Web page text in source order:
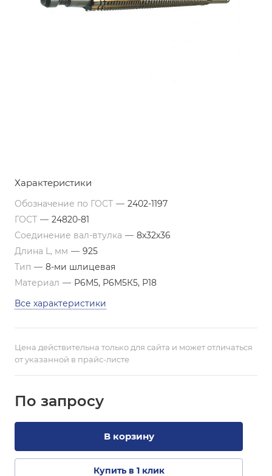
Характеристики
Обозначение по ГОСТ — 2402-1197
ГОСТ — 24820-81
Соединение вал-втулка — 8х32х36
Длина L, мм — 925
Тип — 8-ми шлицевая
Материал — Р6М5, Р6М5К5, Р18
Все характеристики
Цена действительна только для сайта и может отличаться
от указанной в прайс-листе
По запросу
В корзину
Купить в 1 клик